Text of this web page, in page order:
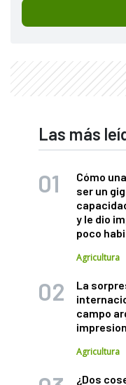
Las más
Cómo
ser un
y le dio
poco
Agricultura
La
campo
Agricultura
¿Dos